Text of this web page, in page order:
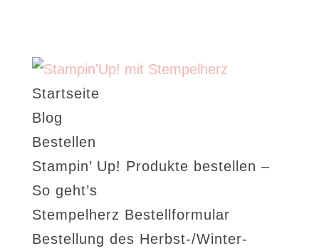
Startseite
Blog
Bestellen
Stampin’ Up! Produkte bestellen –
So geht’s
Stempelherz Bestellformular
Bestellung des Herbst-/Winter-